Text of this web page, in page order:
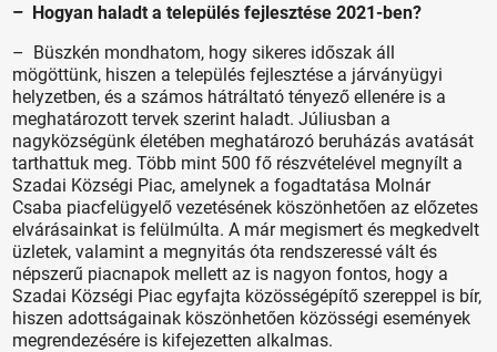
– Hogyan haladt a település fejlesztése 2021-ben?
– Büszkén mondhatom, hogy sikeres időszak áll
mögöttünk, hiszen a település fejlesztése a járványügyi
helyzetben, és a számos hátráltató tényező ellenére is a
meghatározott tervek szerint haladt. Júliusban a
nagyközségünk életében meghatározó beruházás avatását
tarthattuk meg. Több mint 500 fő részvételével megnyílt a
Szadai Községi Piac, amelynek a fogadtatása Molnár
Csaba piacfelügyelő vezetésének köszönhetően az előzetes
elvárásainkat is felülmúlta. A már megismert és megkedvelt
üzletek, valamint a megnyitás óta rendszeressé vált és
népszerű piacnapok mellett az is nagyon fontos, hogy a
Szadai Községi Piac egyfajta közösségépítő szereppel is bír,
hiszen adottságainak köszönhetően közösségi események
megrendezésére is kifejezetten alkalmas.